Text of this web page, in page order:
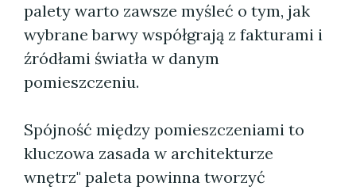
palety warto zawsze myśleć o tym, jak
wybrane barwy współgrają z fakturami i
źródłami światła w danym
pomieszczeniu.
Spójność między pomieszczeniami to
kluczowa zasada w architekturze
wnętrz" paleta powinna tworzyć